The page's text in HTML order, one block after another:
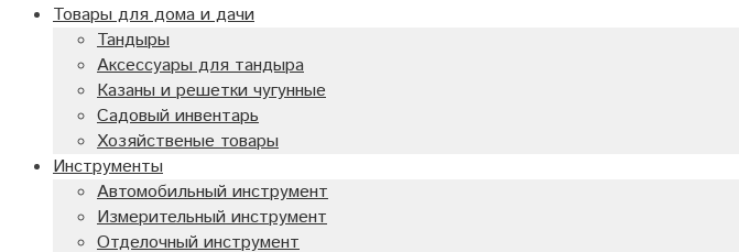
Товары для дома и дачи
Тандыры
Аксессуары для тандыра
Казаны и решетки чугунные
Садовый инвентарь
Хозяйственые товары
Инструменты
Автомобильный инструмент
Измерительный инструмент
Отделочный инструмент